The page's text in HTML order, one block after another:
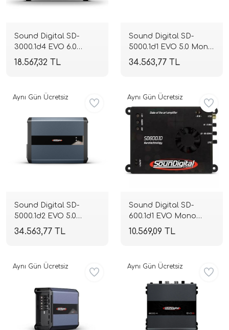
Sound Digital SD-
3000.1d4 EVO 6.0
Mono Blok Full Range
Amplifikatör | 4 Ohm
18.567,32 TL
Sound Digital SD-
5000.1d1 EVO 5.0 Mono
Blok Full Range
Amplifikatör | 1 Ohm
34.563,77 TL
Sound Digital SD-
5000.1d2 EVO 5.0
Mono Blok Full Range
Amplifikatör | 2 Ohm
34.563,77 TL
Aynı Gün Ücretsiz
Sound Digital SD-
600.1d1 EVO Mono
Blok Full Range
Amplifikatör | 1 Ohm
10.569,09 TL
Aynı Gün Ücretsiz
Aynı Gün Ücretsiz Aynı Gün Ücretsiz